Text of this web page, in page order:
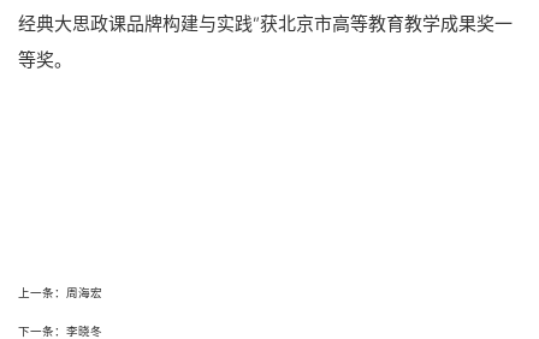
经典大思政课品牌构建与实践”获北京市高等教育教学成果奖一
等奖。
上一条：周海宏
下一条：李晓冬